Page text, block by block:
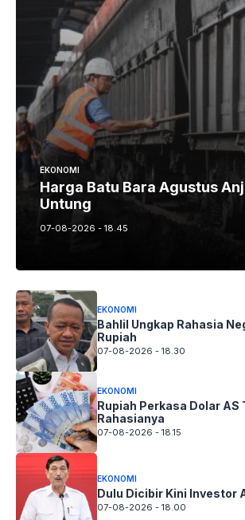
EKONOMI
Harga Batu Bara Agustus
Untung
07-08-2026 - 18.45
EKONOMI
Bahlil Ungkap Rahasia
Rupiah
07-08-2026 - 18.30
EKONOMI
Rupiah Perkasa Dolar AS
Rahasianya
07-08-2026 - 18.15
EKONOMI
Dulu Dicibir Kini Investor
07-08-2026 - 18.00